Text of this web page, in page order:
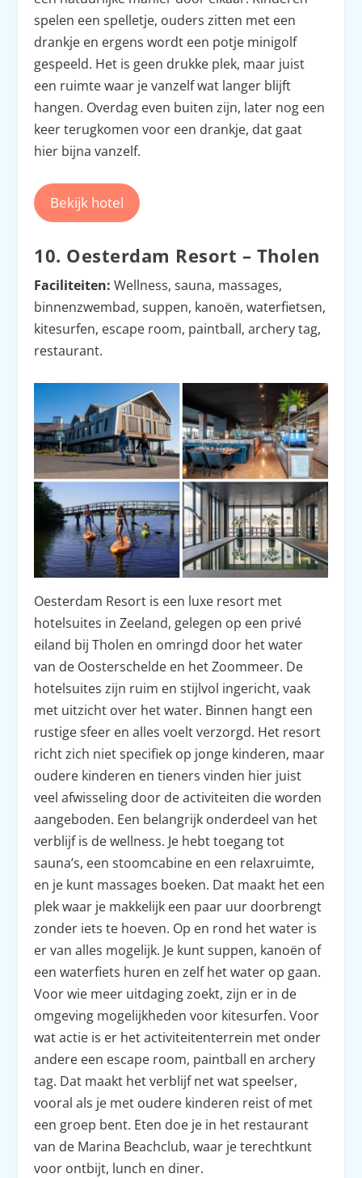
spelen een spelletje, ouders zitten met een
drankje en ergens wordt een potje minigolf
gespeeld. Het is geen drukke plek, maar juist
een ruimte waar je vanzelf wat langer blijft
hangen. Overdag even buiten zijn, later nog een
keer terugkomen voor een drankje, dat gaat
hier bijna vanzelf.
Bekijk hotel
10. Oesterdam Resort – Tholen
Faciliteiten: Wellness, sauna, massages,
binnenzwembad, suppen, kanoën, waterfietsen,
kitesurfen, escape room, paintball, archery tag,
restaurant.
Oesterdam Resort is een luxe resort met
hotelsuites in Zeeland, gelegen op een privé
eiland bij Tholen en omringd door het water
van de Oosterschelde en het Zoommeer. De
hotelsuites zijn ruim en stijlvol ingericht, vaak
met uitzicht over het water. Binnen hangt een
rustige sfeer en alles voelt verzorgd. Het resort
richt zich niet specifiek op jonge kinderen, maar
oudere kinderen en tieners vinden hier juist
veel afwisseling door de activiteiten die worden
aangeboden. Een belangrijk onderdeel van het
verblijf is de wellness. Je hebt toegang tot
sauna’s, een stoomcabine en een relaxruimte,
en je kunt massages boeken. Dat maakt het een
plek waar je makkelijk een paar uur doorbrengt
zonder iets te hoeven. Op en rond het water is
er van alles mogelijk. Je kunt suppen, kanoën of
een waterfiets huren en zelf het water op gaan.
Voor wie meer uitdaging zoekt, zijn er in de
omgeving mogelijkheden voor kitesurfen. Voor
wat actie is er het activiteitenterrein met onder
andere een escape room, paintball en archery
tag. Dat maakt het verblijf net wat speelser,
vooral als je met oudere kinderen reist of met
een groep bent. Eten doe je in het restaurant
van de Marina Beachclub, waar je terechtkunt
voor ontbijt, lunch en diner.